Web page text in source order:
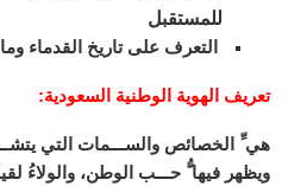
للمستقبل
التعرف على تاريخ القدماء
تعريف الهوية الوطنية السعودية:
هي ِّ الخصائص والســـمات التي
ويظهر فيها ُّ حـــب الوطن، والولاءُ